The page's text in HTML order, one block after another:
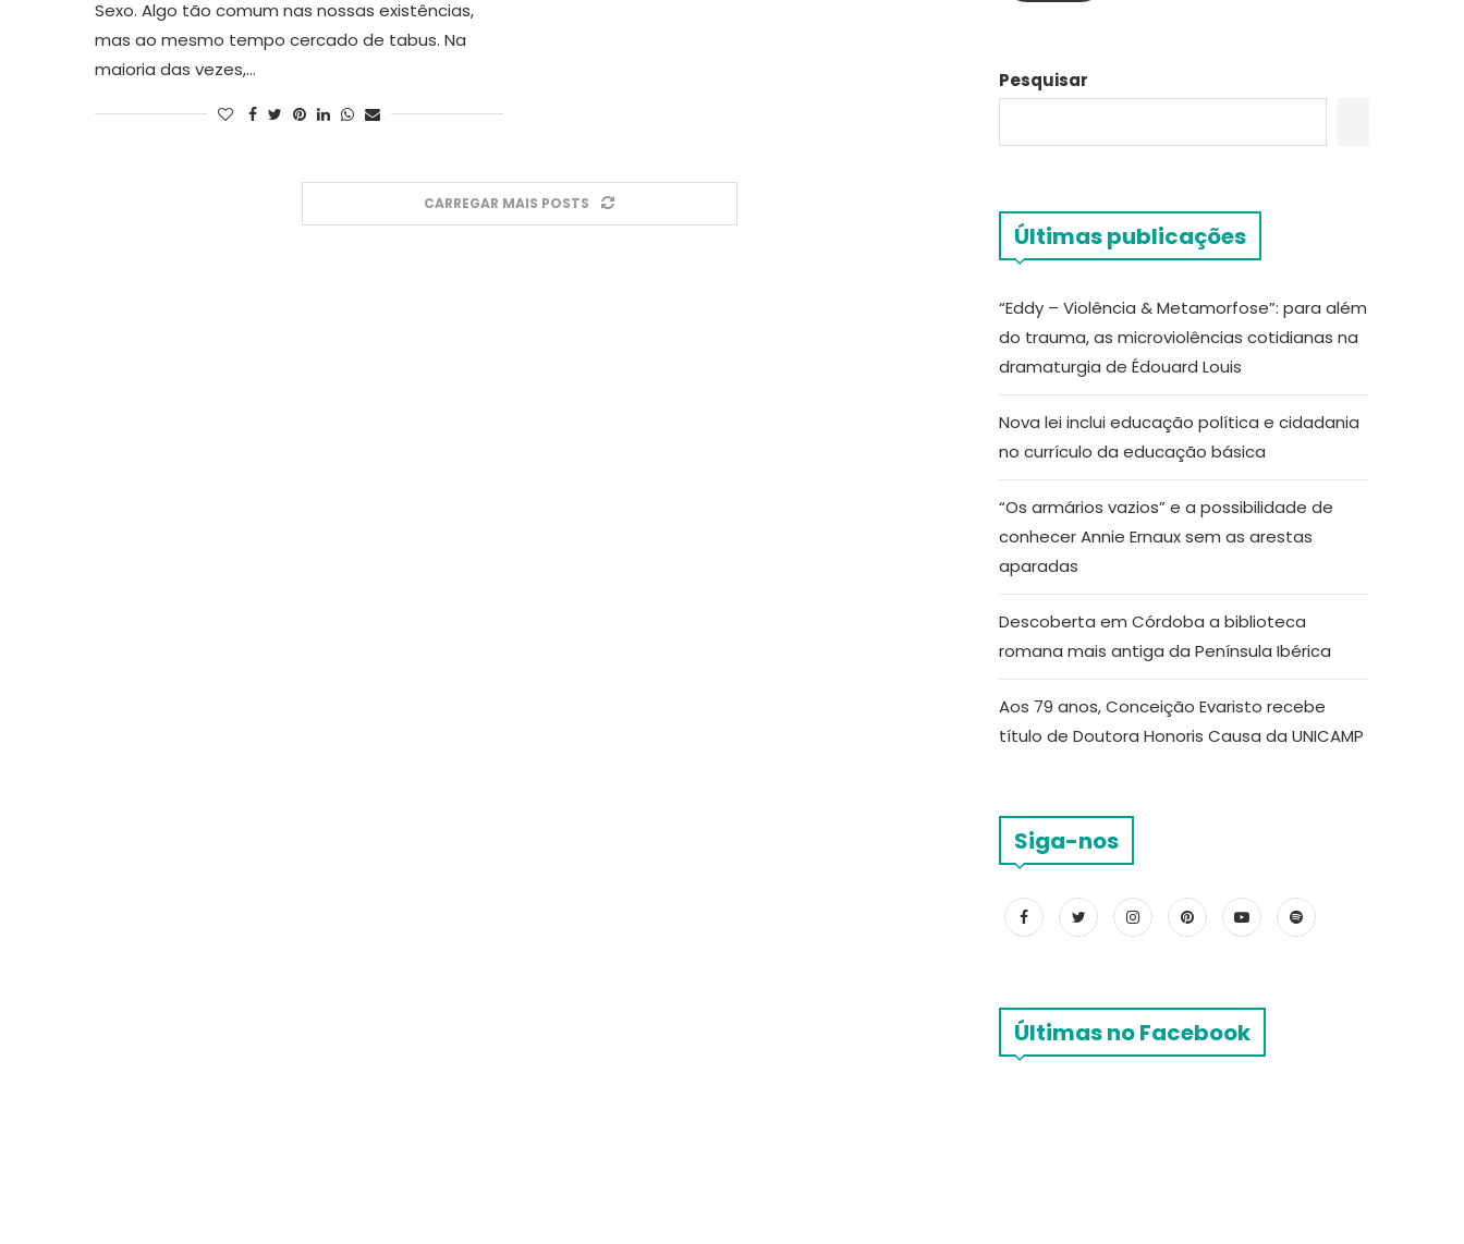
Sexo. Algo tão comum nas nossas existências,
mas ao mesmo tempo cercado de tabus. Na
maioria das vezes,…
CARREGAR MAIS POSTS
Pesquisar
Últimas publicações
“Eddy – Violência & Metamorfose”: para além
do trauma, as microviolências cotidianas na
dramaturgia de Édouard Louis
Nova lei inclui educação política e cidadania
no currículo da educação básica
“Os armários vazios” e a possibilidade de
conhecer Annie Ernaux sem as arestas
aparadas
Descoberta em Córdoba a biblioteca
romana mais antiga da Península Ibérica
Aos 79 anos, Conceição Evaristo recebe
título de Doutora Honoris Causa da UNICAMP
Siga-nos
Últimas no Facebook